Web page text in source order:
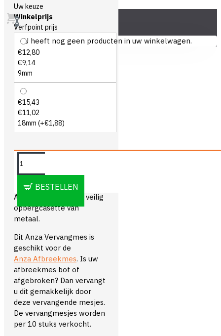
0
U heeft nog geen producten in uw winkelwagen.
Uw keuze
Winkelprijs
Verfpoint prijs
€12,80
€9,14
9mm
€15,43
€11,02
18mm (+€1,88)
BESTELLEN
OMSCHRIJVING
Anza Vervangmes in veilig
opbergcasette van
metaal.
Dit Anza Vervangmes is
geschikt voor de
Anza Afbreekmes. Is uw
afbreekmes bot of
afgebroken? Dan vervangt
u dit gemakkelijk door
deze vervangende mesjes.
De vervangmesjes worden
per 10 stuks verkocht.